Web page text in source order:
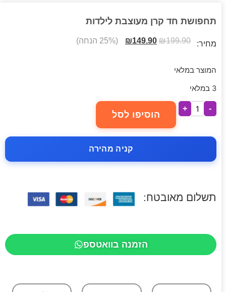
תחפושת חד קרן מעוצבת לילדות
מחיר: ₪199.90
₪149.90 (25% הנחה)
המוצר במלאי
3 במלאי
-
+
הוסיפו לסל
קניה מהירה
תשלום מאובטח:
הזמנה בוואטספ